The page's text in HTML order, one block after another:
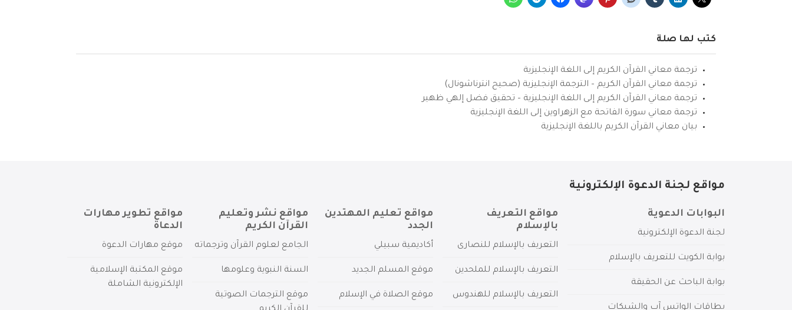
كتب لها صلة
ترجمة معاني القرآن الكريم إلى اللغة الإنجليزية
ترجمة معاني القرآن الكريم – الترجمة الإنجليزية (صحيح انترناشونال)
ترجمة معاني القرآن الكريم إلى اللغة الإنجليزية – تحقيق فضل إلهي ظهير
ترجمة معاني سورة الفاتحة مع الزهراوين إلى اللغة الإنجليزية
بيان معاني القرآن الكريم باللغة الإنجليزية
مواقع لجنة الدعوة الإلكترونية
البوابات الدعوية
لجنة الدعوة الإلكترونية
بوابة الكويت للتعريف بالإسلام
بوابة الباحث عن الحقيقة
بطاقات الواتس آب والشبكات
مواقع التعريف
بالإسلام
التعريف بالإسلام للنصارى
التعريف بالإسلام للملحدين
التعريف بالإسلام للهندوس
مواقع تعليم المهتدين
الجدد
أكاديمية سبيلي
موقع المسلم الجديد
موقع الصلاة في الإسلام
مواقع نشر وتعليم
القرآن الكريم
الجامع لعلوم القرآن وترجماته
السنة النبوية وعلومها
موقع الترجمات الصوتية
مواقع تطوير مهارات
الدعاة
موقع مهارات الدعوة
موقع المكتبة الإسلامية
الإلكترونية الشاملة